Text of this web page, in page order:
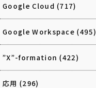
Google Cloud (717)
Google Workspace (495)
”X”-formation (422)
応用 (296)